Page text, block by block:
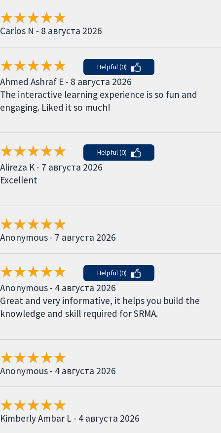
Carlos N - 8 августа 2026
Helpful (0)
Ahmed Ashraf E - 8 августа 2026
The interactive learning experience is so fun and
engaging. Liked it so much!
Helpful (0)
Alireza K - 7 августа 2026
Excellent
Anonymous - 7 августа 2026
Helpful (0)
Anonymous - 4 августа 2026
Great and very informative, it helps you build the
knowledge and skill required for SRMA.
Anonymous - 4 августа 2026
Kimberly Ambar L - 4 августа 2026